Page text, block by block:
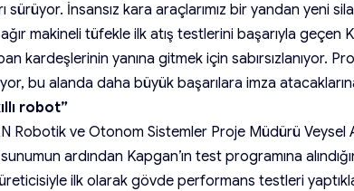
sürüyor. İnsansız kara araçlarımız bir yandan yeni
makineli tüfekle ilk atış testlerini başarıyla geçen
kardeşlerinin yanına gitmek için sabırsızlanıyor.
bu alanda daha büyük başarılara imza
robot”
Robotik ve Otonom Sistemler Proje Müdürü Veysel
ardından Kapgan’ın test programına
ilk olarak gövde performans testleri